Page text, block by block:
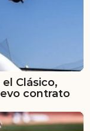
Clásico,
contrato